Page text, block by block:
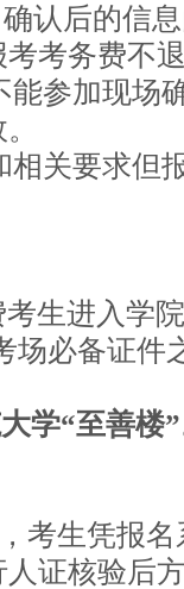
认后的信
考务费不
能参加现场
相关要求但
生进入学
场必备证件
学“至善楼
考生凭报
证核验后